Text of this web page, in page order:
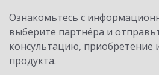
Ознакомьтесь с
выберите партнёра и
консультацию, приобретение
продукта.